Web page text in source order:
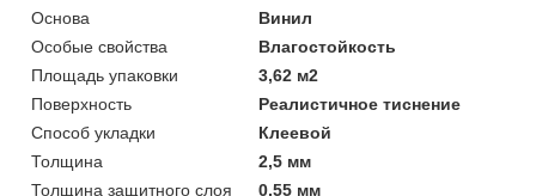
Основа
Винил
Особые свойства
Влагостойкость
Площадь упаковки
3,62 м2
Поверхность
Реалистичное тиснение
Способ укладки
Клеевой
Толщина
2,5 мм
Толщина защитного слоя
0,55 мм